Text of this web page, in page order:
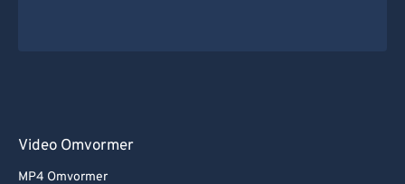
Video Omvormer
MP4 Omvormer